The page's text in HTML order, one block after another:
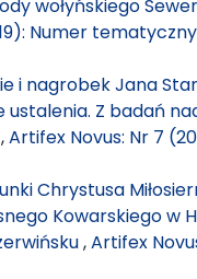
wołyńskiego
Numer
i nagrobek Jana
ustalenia. Z badań
,Artifex Novus: Nr 7
Chrystusa
Kowarskiego w
,Artifex